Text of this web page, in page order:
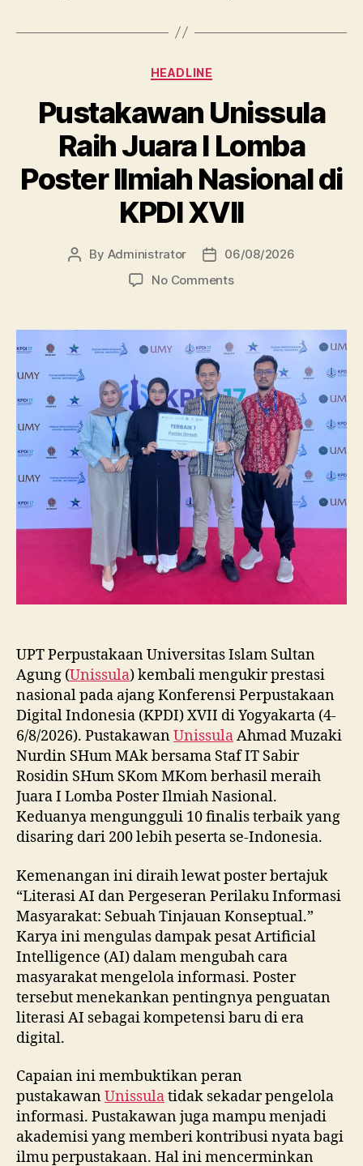
Categories
HEADLINE
Pustakawan Unissula
Raih Juara I Lomba
Poster Ilmiah Nasional di
KPDI XVII
Post
By Administrator
Post
date
06/08/2026
No Commentson
Raih
Juara
Lomba
Poster
Ilmiah
Nasional
di
KPDI
XVII
UPT Perpustakaan Universitas Islam Sultan
Agung (Unissula) kembali mengukir prestasi
nasional pada ajang Konferensi Perpustakaan
Digital Indonesia (KPDI) XVII di Yogyakarta (4-
6/8/2026). PustakawanUnissulaAhmad Muzaki
Nurdin SHum MAk bersama Staf IT Sabir
Rosidin SHum SKom MKom berhasil meraih
Juara I Lomba Poster Ilmiah Nasional.
Keduanya mengungguli 10 finalis terbaik yang
disaring dari 200 lebih peserta se-Indonesia.
Kemenangan ini diraih lewat poster bertajuk
“Literasi AI dan Pergeseran Perilaku Informasi
Masyarakat: Sebuah Tinjauan Konseptual.”
Karya ini mengulas dampak pesat Artificial
Intelligence (AI) dalam mengubah cara
masyarakat mengelola informasi. Poster
tersebut menekankan pentingnya penguatan
literasi AI sebagai kompetensi baru di era
digital.
Capaian ini membuktikan peran
pustakawanUnissulatidak sekadar pengelola
informasi. Pustakawan juga mampu menjadi
akademisi yang memberi kontribusi nyata bagi
ilmu perpustakaan. Hal ini mencerminkan